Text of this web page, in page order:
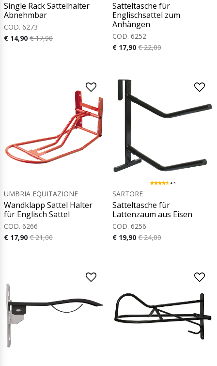
Single Rack Sattelhalter
Abnehmbar
COD. 6273
€ 14,90 € 17,90
Satteltasche für
Englischsattel zum
Anhängen
COD. 6252
€ 17,90 € 22,00
UMBRIA EQUITAZIONE
Wandklapp Sattel Halter
für Englisch Sattel
COD. 6266
€ 17,90 € 21,00
4.5
SARTORE
Satteltasche für
Lattenzaum aus Eisen
COD. 6256
€ 19,90 € 24,00